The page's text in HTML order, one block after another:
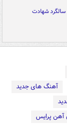
سالگرد شهادت
آهنگ های جدید
آهن پرایس